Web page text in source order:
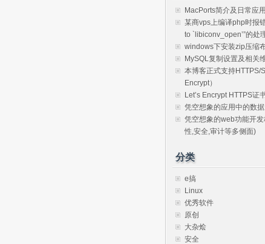
MacPorts简介及日常应
某商vps上编译php时报
to `libiconv_open’”的处
windows下安装zip压缩
MySQL复制设置及相关
本博客正式支持HTTPS/
Encrypt）
Let’s Encrypt HTTPS证
凭空想象的应用中的数
凭空想象的web功能开
性,安全,审计等多侧面)
分类
e搞
Linux
优秀软件
原创
大杂烩
安全